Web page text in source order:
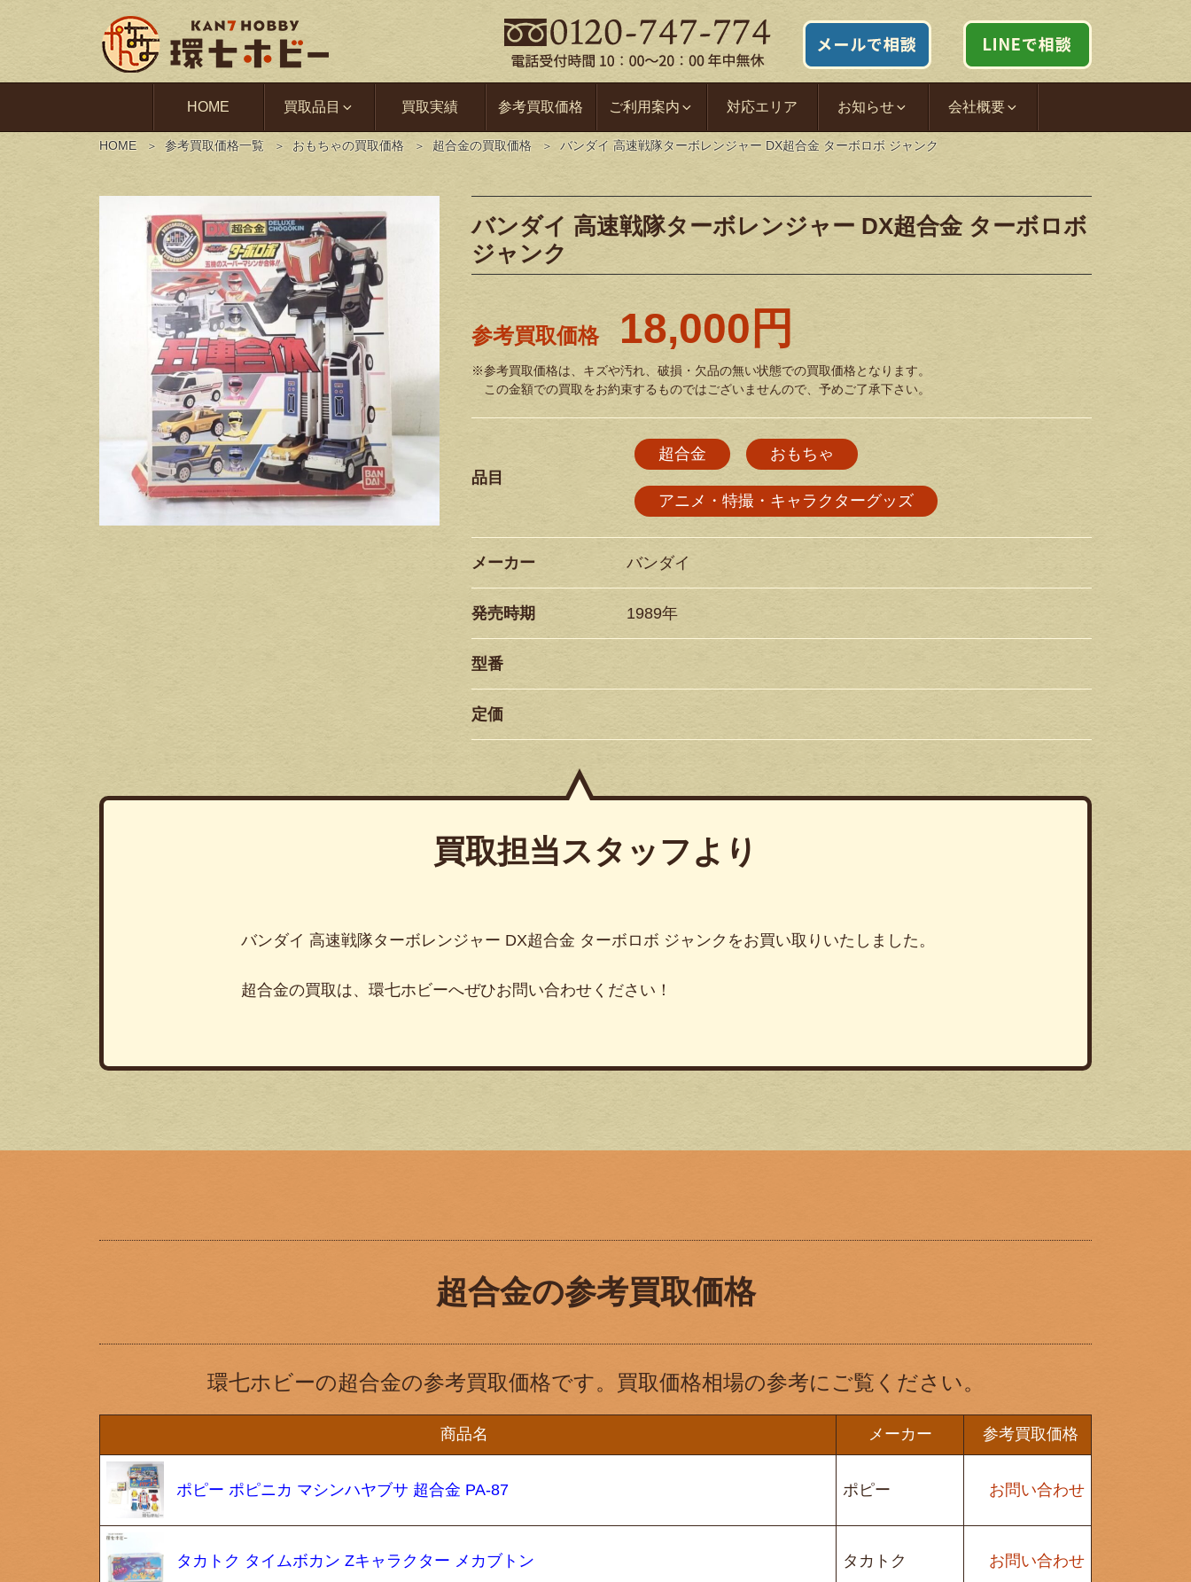
HOME 買取品目 買取実績 参考買取価格 ご利用案内 対応エリア お知らせ 会社概要
HOME 参考買取価格一覧 おもちゃの買取価格 超合金の買取価格 バンダイ 高速戦隊ターボレンジャー DX超合金 ターボロボ ジャンク
バンダイ 高速戦隊ターボレンジャー DX超合金 ターボロボ
ジャンク
参考買取価格 18,000円
※参考買取価格は、キズや汚れ、破損・欠品の無い状態での買取価格となります。
この金額での買取をお約束するものではございませんので、予めご了承下さい。
品目
超合金 おもちゃ
アニメ・特撮・キャラクターグッズ
メーカー バンダイ
発売時期 1989年
型番
定価
買取担当スタッフより
バンダイ 高速戦隊ターボレンジャー DX超合金 ターボロボ ジャンクをお買い取りいたしました。
超合金の買取は、環七ホビーへぜひお問い合わせください！
超合金の参考買取価格
環七ホビーの超合金の参考買取価格です。買取価格相場の参考にご覧ください。
商品名 メーカー 参考買取価格
ポピー ポピニカ マシンハヤブサ 超合金 PA-87 ポピー お問い合わせ
タカトク タイムボカン Zキャラクター メカブトン タカトク お問い合わせ